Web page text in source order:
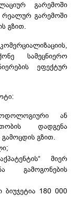
გარემოში
რეალურ გარემოში
გზით.
სამეცნიერო
ეფექტურ
ან
დადგენა
გზით.
მიერ
გამოგონების
180 000